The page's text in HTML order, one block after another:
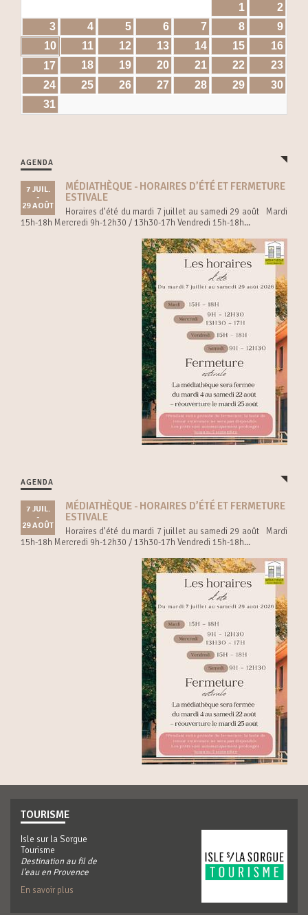
1
2
3
4 5 6 7 8
9
10
11 12 13 14 15
16
17
18 19 20 21 22
23
24
25 26 27 28 29
30
31
AGENDA
7 JUIL.
-
29 AOÛT
MÉDIATHÈQUE - HORAIRES D’ÉTÉ ET FERMETURE
ESTIVALE
Horaires d’été du mardi 7 juillet au samedi 29 août Mardi
15h-18h Mercredi 9h-12h30 / 13h30-17h Vendredi 15h-18h...
AGENDA
7 JUIL.
-
29 AOÛT
MÉDIATHÈQUE - HORAIRES D’ÉTÉ ET FERMETURE
ESTIVALE
Horaires d’été du mardi 7 juillet au samedi 29 août Mardi
15h-18h Mercredi 9h-12h30 / 13h30-17h Vendredi 15h-18h...
TOURISME
Isle sur la Sorgue
Tourisme
Destination au fil de
l'eau en Provence
En savoir plus